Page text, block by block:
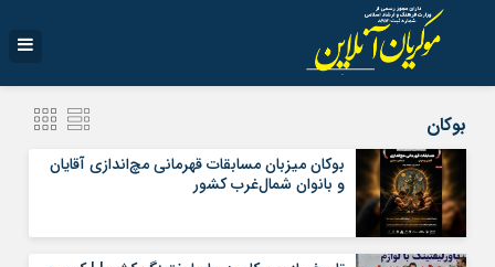
بوکان
بوکان میزبان مسابقات قهرمانی مچ‌اندازی آقایان
و بانوان شمال‌غرب کشور